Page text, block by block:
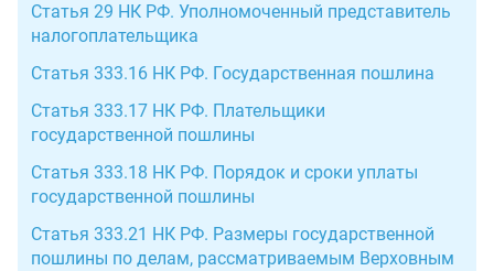
Статья 29 НК РФ. Уполномоченный представитель
налогоплательщика
Статья 333.16 НК РФ. Государственная пошлина
Статья 333.17 НК РФ. Плательщики
государственной пошлины
Статья 333.18 НК РФ. Порядок и сроки уплаты
государственной пошлины
Статья 333.21 НК РФ. Размеры государственной
пошлины по делам, рассматриваемым Верховным